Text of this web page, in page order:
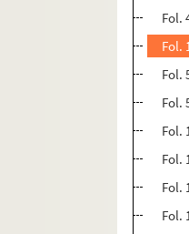
Fol.
Fol.
Fol.
Fol.
Fol.
Fol.
Fol.
Fol.